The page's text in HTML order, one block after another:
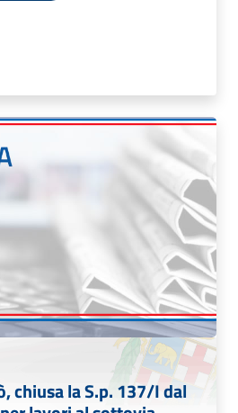
chiusa la S.p. 137/I dal